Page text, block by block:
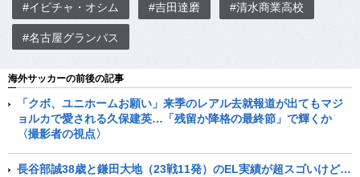
#イビチャ・オシム #吉田達磨 #清水商業高校
#名古屋グランパス
海外サッカーの前後の記事
「クボ、ユニホームお願い」来季のレアル去就報道が出てもマジ
ョルカで愛される久保建英…「残留か降格の最終節」で輝くか
〈撮影者の視点〉
長谷部誠38歳と鎌田大地（23戦11発）のEL実績が超スゴいけど…